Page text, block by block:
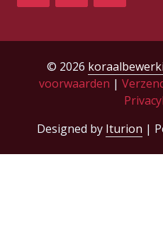
© 2026
voorwaarden |
Designed by Iturion |